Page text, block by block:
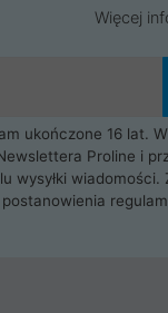
Więcej
ukończone 16 lat.
Proline i
wysyłki wiadomości.